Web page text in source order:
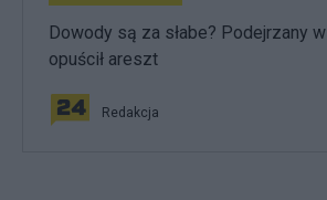
Dowody są za słabe? Podejrzany
opuścił areszt
Redakcja